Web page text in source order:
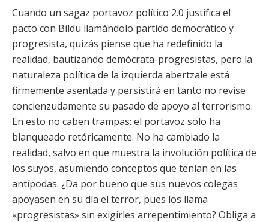
Cuando un sagaz portavoz político 2.0 justifica el
pacto con Bildu llamándolo partido democrático y
progresista, quizás piense que ha redefinido la
realidad, bautizando demócrata-progresistas, pero la
naturaleza política de la izquierda abertzale está
firmemente asentada y persistirá en tanto no revise
concienzudamente su pasado de apoyo al terrorismo.
En esto no caben trampas: el portavoz solo ha
blanqueado retóricamente. No ha cambiado la
realidad, salvo en que muestra la involución política de
los suyos, asumiendo conceptos que tenían en las
antípodas. ¿Da por bueno que sus nuevos colegas
apoyasen en su día el terror, pues los llama
«progresistas» sin exigirles arrepentimiento? Obliga a